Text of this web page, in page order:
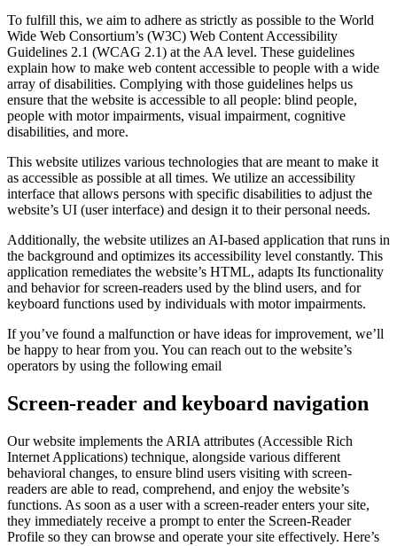
To fulfill this, we aim to adhere as strictly as possible to the World
Wide Web Consortium’s (W3C) Web Content Accessibility
Guidelines 2.1 (WCAG 2.1) at the AA level. These guidelines
explain how to make web content accessible to people with a wide
array of disabilities. Complying with those guidelines helps us
ensure that the website is accessible to all people: blind people,
people with motor impairments, visual impairment, cognitive
disabilities, and more.
This website utilizes various technologies that are meant to make it
as accessible as possible at all times. We utilize an accessibility
interface that allows persons with specific disabilities to adjust the
website’s UI (user interface) and design it to their personal needs.
Additionally, the website utilizes an AI-based application that runs in
the background and optimizes its accessibility level constantly. This
application remediates the website’s HTML, adapts Its functionality
and behavior for screen-readers used by the blind users, and for
keyboard functions used by individuals with motor impairments.
If you’ve found a malfunction or have ideas for improvement, we’ll
be happy to hear from you. You can reach out to the website’s
operators by using the following email
Screen-reader and keyboard navigation
Our website implements the ARIA attributes (Accessible Rich
Internet Applications) technique, alongside various different
behavioral changes, to ensure blind users visiting with screen-
readers are able to read, comprehend, and enjoy the website’s
functions. As soon as a user with a screen-reader enters your site,
they immediately receive a prompt to enter the Screen-Reader
Profile so they can browse and operate your site effectively. Here’s